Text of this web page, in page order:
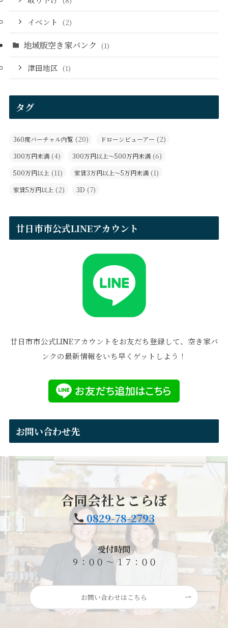
イベント (2)
地域版空き家バンク (1)
津田地区 (1)
タグ
360度バーチャル内覧 (20) ドローンビューアー (2)
300万円未満 (4) 300万円以上～500万円未満 (6)
500万円以上 (11) 家賃3万円以上～5万円未満 (1)
家賃5万円以上 (2) 3D (7)
廿日市市公式LINEアカウント
廿日市市公式LINEアカウントをお友だち登録して、空き家バ
ンクの最新情報をいち早くゲットしよう！
お問い合わせ先
合同会社とこらぼ
0829-78-2793
受付時間
９：００ ～ １７：００
お問い合わせはこちら